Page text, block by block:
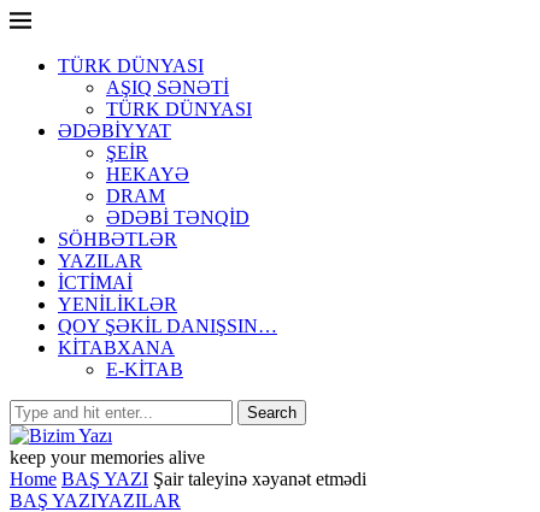
TÜRK DÜNYASI
AŞIQ SƏNƏTİ
TÜRK DÜNYASI
ƏDƏBİYYAT
ŞEİR
HEKAYƏ
DRAM
ƏDƏBİ TƏNQİD
SÖHBƏTLƏR
YAZILAR
İCTİMAİ
YENİLİKLƏR
QOY ŞƏKİL DANIŞSIN…
KİTABXANA
E-KİTAB
keep your memories alive
Home BAŞ YAZI Şair taleyinə xəyanət etmədi
BAŞ YAZIYAZILAR